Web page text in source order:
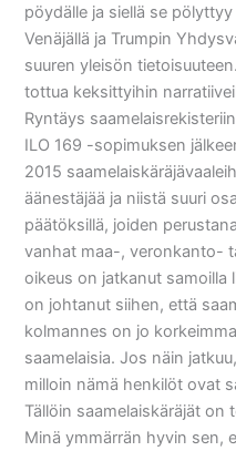
pöydälle ja siellä se
Venäjällä ja Trumpin
suuren yleisön
tottua keksittyihin
Ryntäys
ILO 169 -sopimuksen
2015
äänestäjää ja niistä suuri
päätöksillä, joiden
vanhat maa-, veronkanto-
oikeus on jatkanut samoilla
on johtanut siihen, että
kolmannes on jo
saamelaisia. Jos näin
milloin nämä henkilöt ovat
Tällöin saamelaiskäräjät on
Minä ymmärrän hyvin sen,